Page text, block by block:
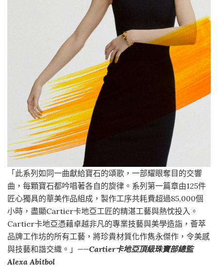
「此系列如同一曲獻給寶石的頌歌，一部耀眼奪目的交響
曲，每顆寶石都吟唱著各自的旋律。系列第一篇章由125件
匠心獨具的華美作品組成，製作工序共耗費超過85,000個
小時，盡顯Cartier卡地亞工匠的精湛工藝與熱忱投入。
Cartier卡地亞憑藉卓越非凡的專業技藝與美學造詣，薈萃
品牌工作坊的所有工藝，將珍貴材質化作雋永傑作，令美感
與技藝和諧交織。」 ——Cartier卡地亞頂級珠寶部總監
Alexa Abitbol